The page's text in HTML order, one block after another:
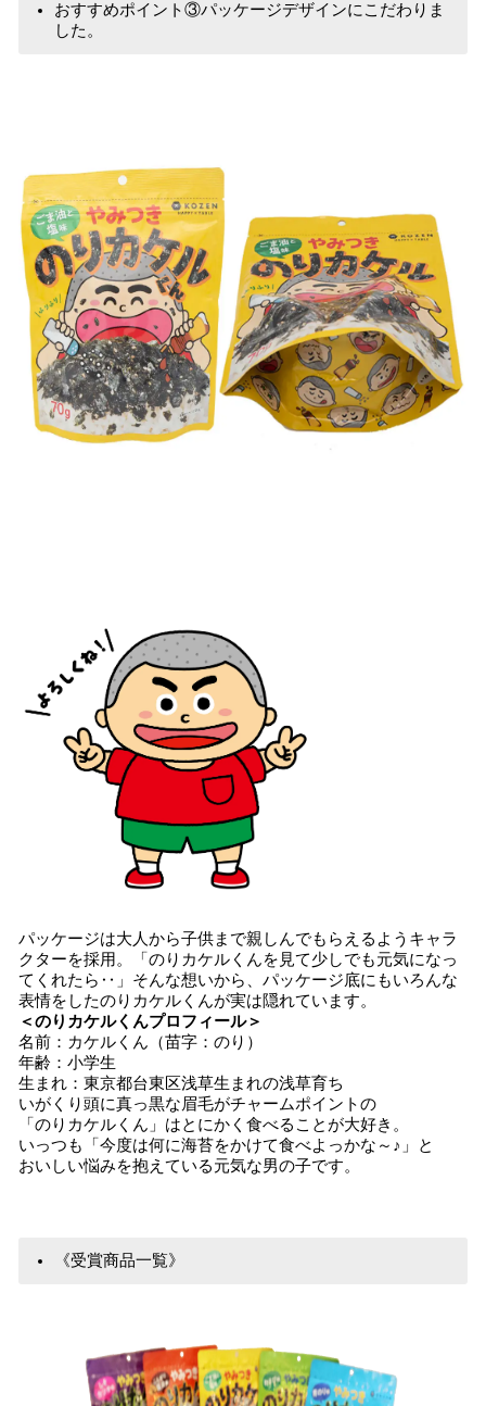
おすすめポイント③パッケージデザインにこだわりま
した。
パッケージは大人から子供まで親しんでもらえるようキャラ
クターを採用。「のりカケルくんを見て少しでも元気になっ
てくれたら‥」そんな想いから、パッケージ底にもいろんな
表情をしたのりカケルくんが実は隠れています。
＜のりカケルくんプロフィール＞
名前：カケルくん（苗字：のり）
年齢：小学生
生まれ：東京都台東区浅草生まれの浅草育ち
いがくり頭に真っ黒な眉毛がチャームポイントの
「のりカケルくん」はとにかく食べることが大好き。
いっつも「今度は何に海苔をかけて食べよっかな～♪」と
おいしい悩みを抱えている元気な男の子です。
《受賞商品一覧》